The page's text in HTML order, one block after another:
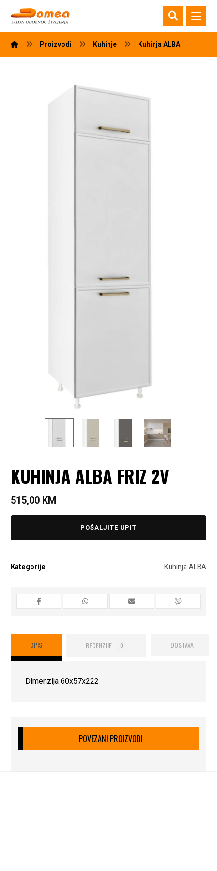
Proizvodi Kuhinje Kuhinja ALBA
KUHINJA ALBA FRIZ 2V
515,00 KM
POŠALJITE UPIT
Kategorije Kuhinja ALBA
OPIS RECENZIJE 0 DOSTAVA
Dimenzija 60x57x222
POVEZANI PROIZVODI